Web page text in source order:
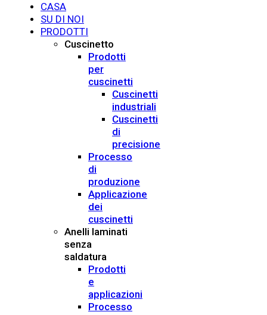
CASA
SU DI NOI
PRODOTTI
Cuscinetto
Prodotti
per
cuscinetti
Cuscinetti
industriali
Cuscinetti
di
precisione
Processo
di
produzione
Applicazione
dei
cuscinetti
Anelli laminati
senza
saldatura
Prodotti
e
applicazioni
Processo